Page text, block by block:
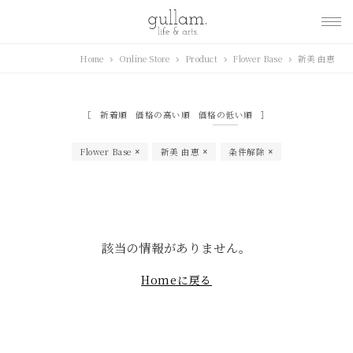
Home Online Store Product Flower Base 新美 由恵
新着順 価格の高い順 価格の低い順
Flower Base 新美 由恵 条件解除
該当の情報がありません。
Homeに戻る